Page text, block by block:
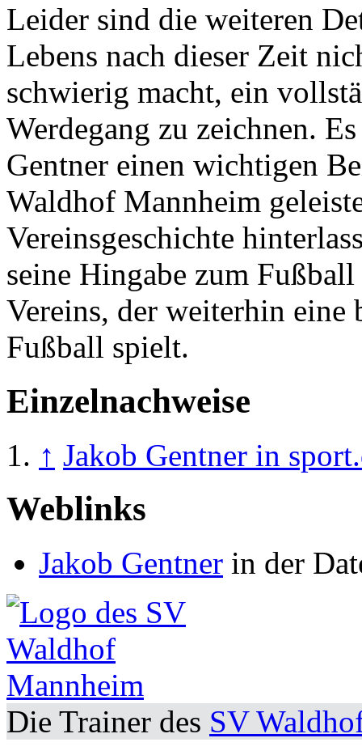
Leider sind die weiteren
Lebens nach dieser Zeit
schwierig macht, ein
Werdegang zu zeichnen.
Gentner einen wichtigen
Waldhof Mannheim
Vereinsgeschichte
seine Hingabe zum
Vereins, der weiterhin eine
Fußball spielt.
Einzelnachweise
↑ Jakob Gentner in
Weblinks
Jakob Gentner in der
Die Trainer des SV